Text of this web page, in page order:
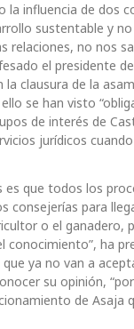
la influencia de dos
sustentable y
relaciones, no nos
el presidente
la clausura de la
se han visto
de interés de
jurídicos
es que todos los
consejerías para
o el ganadero,
conocimiento”, ha
ya no van a
su opinión,
de Asaja